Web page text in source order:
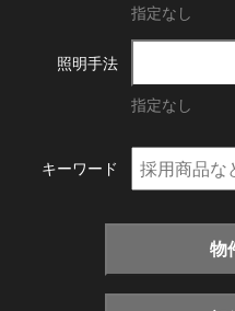
指定なし
照明手法
指定なし
キーワード
物